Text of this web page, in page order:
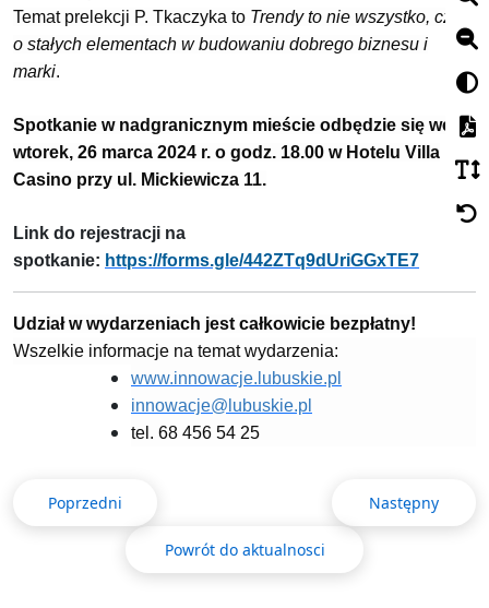
Temat prelekcji P. Tkaczyka to Trendy to nie wszystko, czyli
o stałych elementach w budowaniu dobrego biznesu i
marki.
Spotkanie w nadgranicznym mieście odbędzie się we
wtorek, 26 marca 2024 r. o godz. 18.00 w Hotelu Villa
Casino przy ul. Mickiewicza 11.
Link do rejestracji na
spotkanie: https://forms.gle/442ZTq9dUriGGxTE7
Udział w wydarzeniach jest całkowicie bezpłatny!
Wszelkie informacje na temat wydarzenia:
www.innowacje.lubuskie.pl
innowacje@lubuskie.pl
tel. 68 456 54 25
Poprzedni Następny
Powrót do aktualnosci